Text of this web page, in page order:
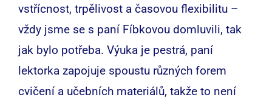
vstřícnost, trpělivost a časovou flexibilitu –
vždy jsme se s paní Fíbkovou domluvili, tak
jak bylo potřeba. Výuka je pestrá, paní
lektorka zapojuje spoustu různých forem
cvičení a učebních materiálů, takže to není